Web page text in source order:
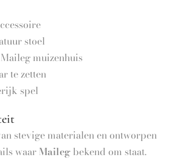
stoel
muizenhuis
te zetten
spel
stevige materialen en ontworpen
waar Maileg bekend om staat.